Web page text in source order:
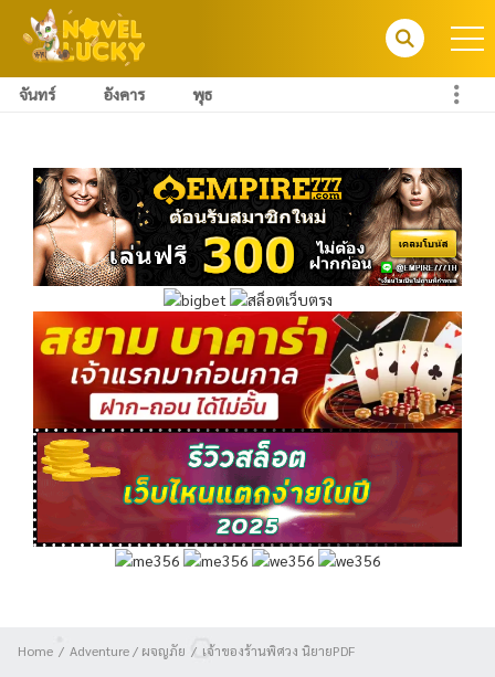
จันทร์ อังคาร พุธ
Home Adventure / ผจญภัย เจ้าของร้านพิศวง นิยายPDF